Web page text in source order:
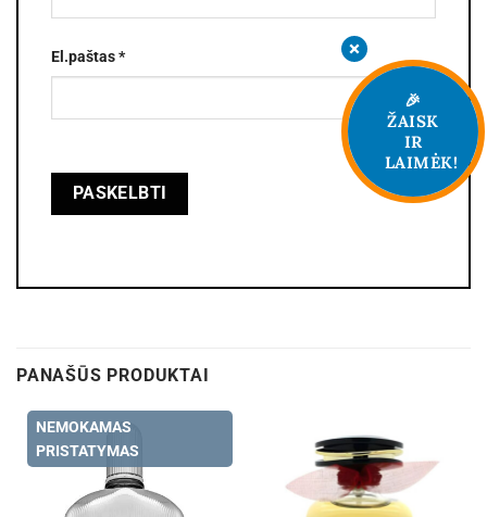
El.paštas*
PANAŠŪS PRODUKTAI
NEMOKAMAS
PRISTATYMAS
🎉
ŽAISK
IR
LAIMĖK!